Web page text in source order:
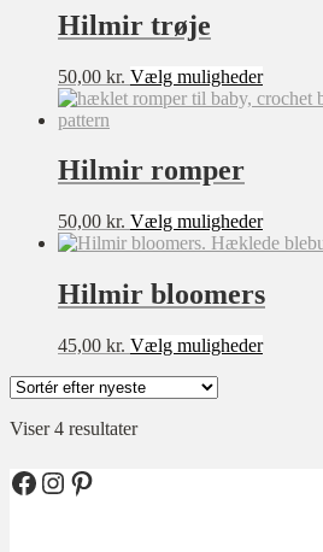
Sværhedsgrad
★★★★★
★★★★☆
★★☆☆☆
Størrelse
XXS
XS
M
vælges
på
Hilmir trøje
50,00 kr. Vælg mulighederDette
vare
vælges
på
Hilmir romper
50,00 kr. Vælg mulighederDette
vare
varianter.
kan
Hilmir bloomers
45,00 kr. Vælg mulighederDette
Viser 4 resultaterSorteret
Facebook
Instagram
Pinterest